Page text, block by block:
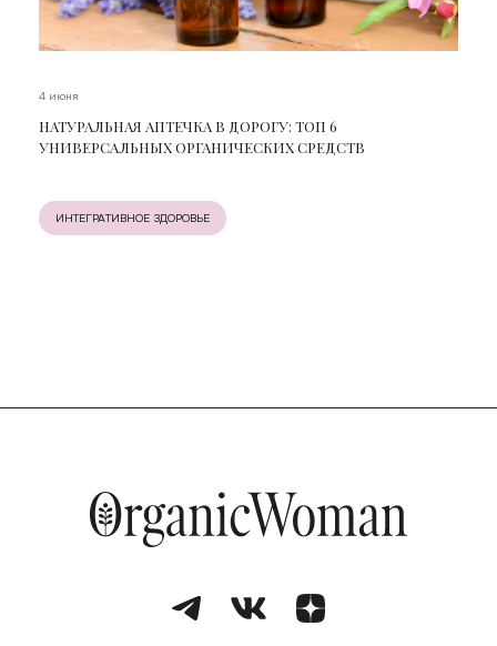
4 июня
НАТУРАЛЬНАЯ АПТЕЧКА В ДОРОГУ: ТОП 6
УНИВЕРСАЛЬНЫХ ОРГАНИЧЕСКИХ СРЕДСТВ
ИНТЕГРАТИВНОЕ ЗДОРОВЬЕ